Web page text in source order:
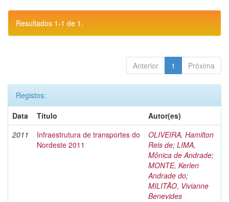
Resultados 1-1 de 1.
Anterior 1 Próxima
Registos:
Data
Título
Autor(es)
2011
Infraestrutura de transportes do
Nordeste 2011
OLIVEIRA, Hamilton
Reis de; LIMA,
Mônica de Andrade;
MONTE, Kerlen
Andrade do;
MILITÃO, Vivianne
Benevides